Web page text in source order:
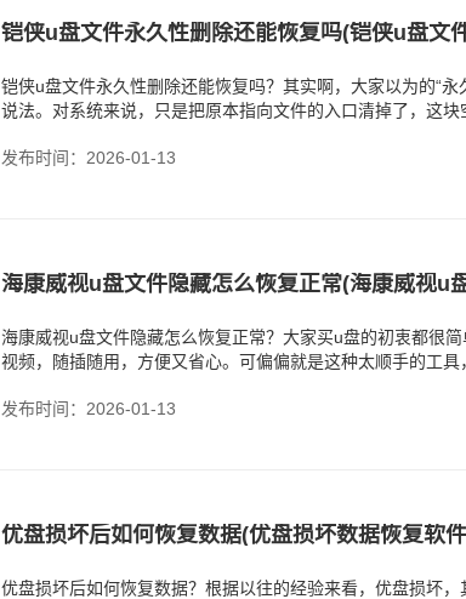
铠侠u盘文件永久性删除还能恢复吗(‌铠侠u盘文
铠侠u盘文件永久性删除还能恢复吗？其实啊，大家以为的“
说法。对系统来说，只是把原本指向文件的入口清掉了，这块
发布时间：2026-01-13
海康威视u盘文件隐藏怎么恢复正常？大家买u盘的初衷都很简
视频，随插随用，方便又省心。可偏偏就是这种太顺手的工具
发布时间：2026-01-13
优盘损坏后如何恢复数据(优盘损坏数据恢复软
优盘损坏后如何恢复数据？根据以往的经验来看，优盘损坏